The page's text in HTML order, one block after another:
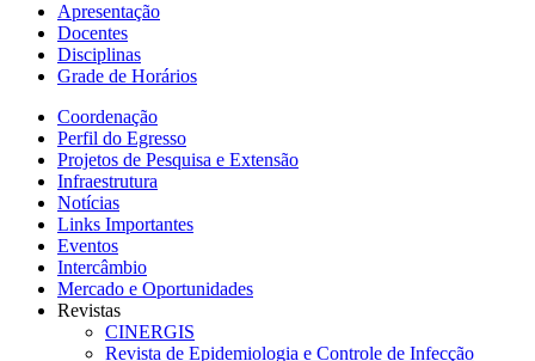
Apresentação
Docentes
Disciplinas
Grade de Horários
Coordenação
Perfil do Egresso
Projetos de Pesquisa e Extensão
Infraestrutura
Notícias
Links Importantes
Eventos
Intercâmbio
Mercado e Oportunidades
Revistas
CINERGIS
Revista de Epidemiologia e Controle de Infecção